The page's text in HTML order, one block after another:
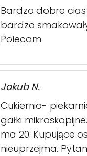
Bardzo dobre
bardzo
Polecam
Jakub N.
Cukiernio-
gałki
ma 20. Kupujące
nieuprzejma.